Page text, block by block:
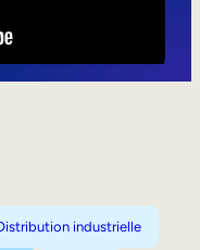
industrielle